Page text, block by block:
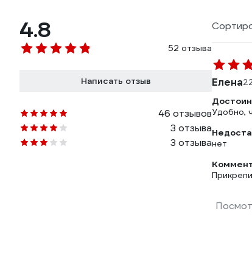
4.8
52 отзыва
Написать отзыв
46 отзывов
3 отзыва
3 отзыва
Елена
Удобно,
нет